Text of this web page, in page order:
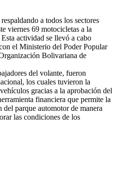
a todos los sectores
viernes 69 motocicletas a la
actividad se llevó a cabo
el Ministerio del Poder Popular
Bolivariana de
del volante, fueron
los cuales tuvieron la
gracias a la aprobación del
financiera que permite la
parque automotor de manera
las condiciones de los